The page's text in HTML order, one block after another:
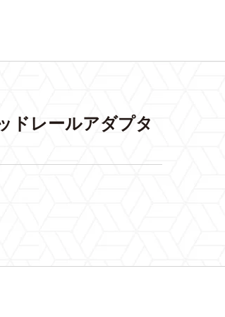
ドレールアダプタ